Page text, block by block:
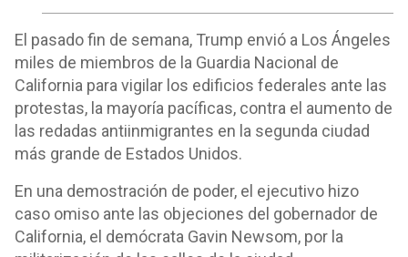
El pasado fin de semana, Trump envió a Los Ángeles
miles de miembros de la Guardia Nacional de
California para vigilar los edificios federales ante las
protestas, la mayoría pacíficas, contra el aumento de
las redadas antiinmigrantes en la segunda ciudad
más grande de Estados Unidos.
En una demostración de poder, el ejecutivo hizo
caso omiso ante las objeciones del gobernador de
California, el demócrata Gavin Newsom, por la